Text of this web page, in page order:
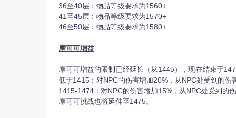
36至40层：物品等级要求为1560+
41至45层：物品等级要求为1570+
46至50层：物品等级要求为1580+
摩可可增益
摩可可增益的限制已经延长（从1445），现在结束于
低于1415：对NPC的伤害增加20%，从NPC处受到的伤
1415-1474：对NPC的伤害增加15%，从NPC处受到的伤
摩可可挑战也将延伸至1475。